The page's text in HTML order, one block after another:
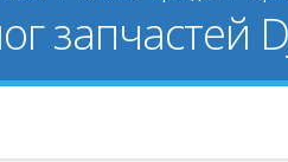
запчастей